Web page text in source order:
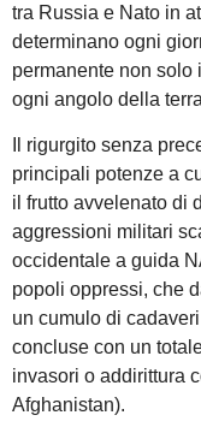
tra Russia e Nato in
determinano ogni
permanente non solo
ogni angolo della
Il rigurgito senza
principali potenze a
il frutto avvelenato di
aggressioni militari
occidentale a guida
popoli oppressi, che
un cumulo di
concluse con un
invasori o addirittura
Afghanistan).